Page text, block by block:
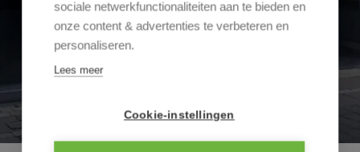
sociale netwerkfunctionaliteiten aan te bieden en
onze content & advertenties te verbeteren en
personaliseren.
Lees meer
Cookie-instellingen